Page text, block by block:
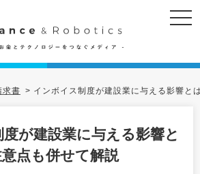
求書 > インボイス制度が建設業に与える影響と
が建設業に与える影響と
点も併せて解説